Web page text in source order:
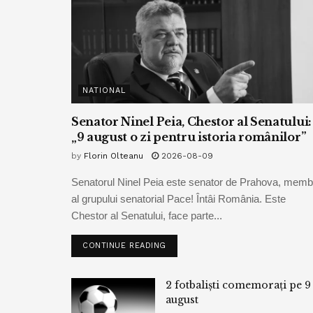
NATIONAL
Senator Ninel Peia, Chestor al Senatului:
„9 august o zi pentru istoria românilor”
by Florin Olteanu 2026-08-09
Senatorul Ninel Peia este senator de Prahova,
al grupului senatorial Pace! Întâi România. Este
Chestor al Senatului, face parte...
CONTINUE READING
2 fotbaliști comemorați pe 9
august